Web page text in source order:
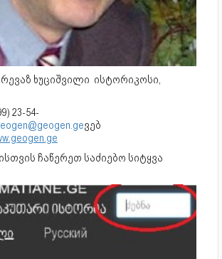
რევაზ ხუციშვილი ისტორიკოსი,
23-54-
ვებ
ჩაწერეთ საძიებო სიტყვა